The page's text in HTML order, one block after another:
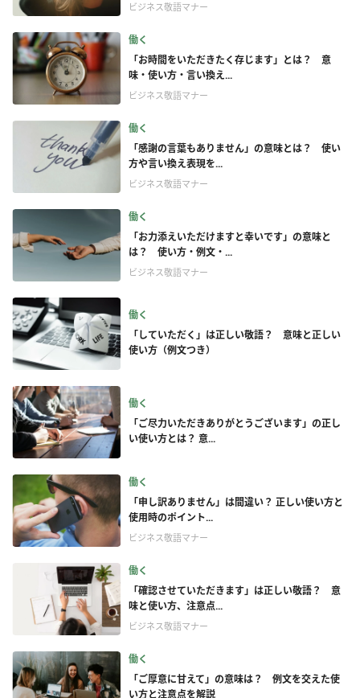
ビジネス敬語マナー
働く
「お時間をいただきたく存じます」とは？ 意
味・使い方・言い換え...
ビジネス敬語マナー
働く
「感謝の言葉もありません」の意味とは？ 使い
方や言い換え表現を...
ビジネス敬語マナー
働く
「お力添えいただけますと幸いです」の意味と
は？ 使い方・例文・...
ビジネス敬語マナー
働く
「していただく」は正しい敬語？ 意味と正しい
使い方（例文つき）
働く
「ご尽力いただきありがとうございます」の正し
い使い方とは？ 意...
働く
「申し訳ありません」は間違い？ 正しい使い方と
使用時のポイント...
ビジネス敬語マナー
働く
「確認させていただきます」は正しい敬語？ 意
味と使い方、注意点...
ビジネス敬語マナー
働く
「ご厚意に甘えて」の意味は？ 例文を交えた使
い方と注意点を解説